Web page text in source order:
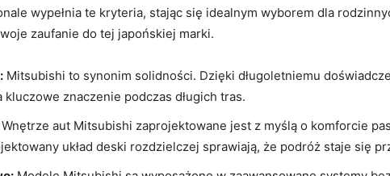
wypełnia te kryteria, stając się idealnym wyborem dla
zaufanie do tej japońskiej marki.
Mitsubishi to synonim solidności. Dzięki długoletniemu
kluczowe znaczenie podczas długich tras.
Wnętrze aut Mitsubishi zaprojektowane jest z myślą o komforcie
układ deski rozdzielczej sprawiają, że podróż staje się